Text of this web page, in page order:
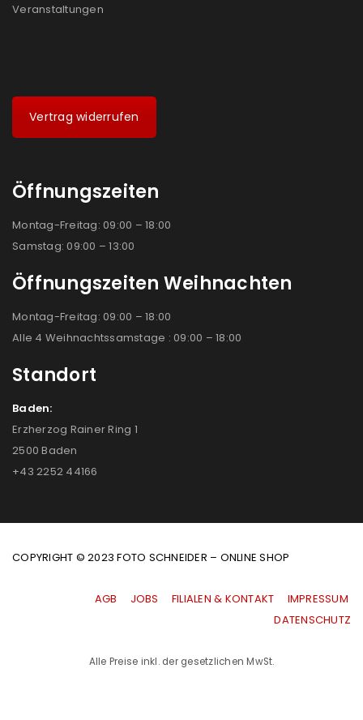
Veranstaltungen
Vertrag widerrufen
Öffnungszeiten
Montag-Freitag: 09:00 – 18:00
Samstag: 09:00 – 13:00
Öffnungszeiten Weihnachten
Montag-Freitag: 09:00 – 18:00
Alle 4 Weihnachtssamstage : 09:00 – 18:00
Standort
Baden:
Erzherzog Rainer Ring 1
2500 Baden
+43 2252 44166
COPYRIGHT © 2023 FOTO SCHNEIDER – ONLINE SHOP
AGB JOBS FILIALEN & KONTAKT
IMPRESSUM
|DATENSCHUTZ
Alle Preise inkl. der gesetzlichen MwSt.